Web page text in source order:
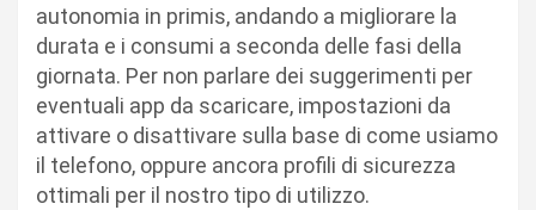
autonomia in primis, andando a migliorare la
durata e i consumi a seconda delle fasi della
giornata. Per non parlare dei suggerimenti per
eventuali app da scaricare, impostazioni da
attivare o disattivare sulla base di come usiamo
il telefono, oppure ancora profili di sicurezza
ottimali per il nostro tipo di utilizzo.